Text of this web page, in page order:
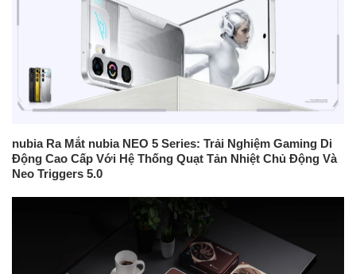
nubia Ra Mắt nubia NEO 5 Series: Trải Nghiệm Gaming Di
Động Cao Cấp Với Hệ Thống Quạt Tản Nhiệt Chủ Động Và
Neo Triggers 5.0